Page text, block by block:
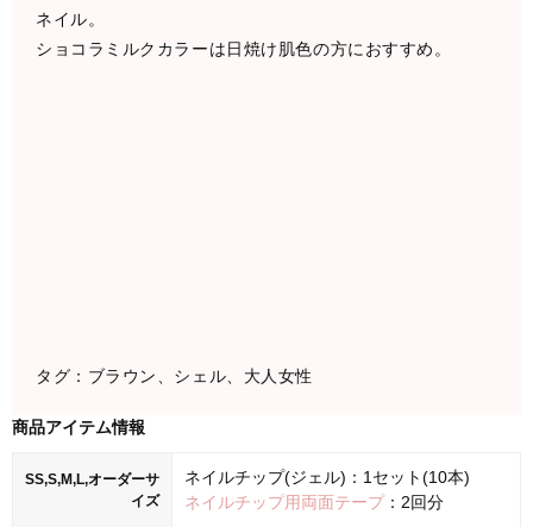
ネイル。
ショコラミルクカラーは日焼け肌色の方におすすめ。
タグ：ブラウン、シェル、大人女性
商品アイテム情報
SS,S,M,L,オーダーサ
イズ
ネイルチップ(ジェル)：1セット(10本)
ネイルチップ用両面テープ：2回分